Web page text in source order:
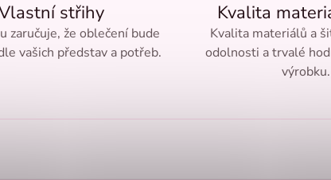
střihy
zaručuje, že oblečení bude
vašich představ a potřeb.
Kvalita
Kvalita materiálů a
odolnosti a trvalé
výrobku.